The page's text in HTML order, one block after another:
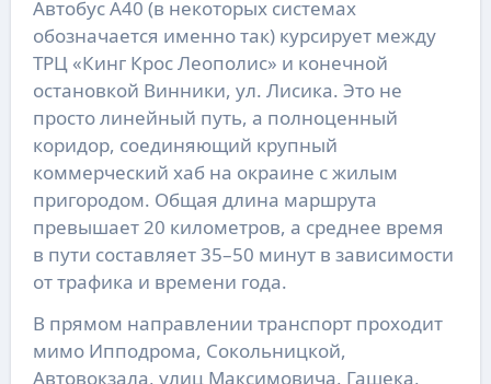
Автобус А40 (в некоторых системах
обозначается именно так) курсирует между
ТРЦ «Кинг Крос Леополис» и конечной
остановкой Винники, ул. Лисика. Это не
просто линейный путь, а полноценный
коридор, соединяющий крупный
коммерческий хаб на окраине с жилым
пригородом. Общая длина маршрута
превышает 20 километров, а среднее время
в пути составляет 35–50 минут в зависимости
от трафика и времени года.
В прямом направлении транспорт проходит
мимо Ипподрома, Сокольницкой,
Автовокзала, улиц Максимовича, Гашека,